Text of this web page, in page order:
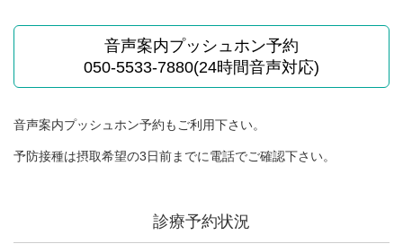
音声案内プッシュホン予約
050-5533-7880(24時間音声対応)
音声案内プッシュホン予約もご利用下さい。
予防接種は摂取希望の3日前までに電話でご確認下さい。
診療予約状況